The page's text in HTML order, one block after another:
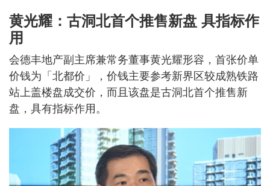
黄光耀：古洞北首个推售新盘 具指标作
用
会德丰地产副主席兼常务董事黄光耀形容，首张价单
价钱为「北都价」，价钱主要参考新界区较成熟铁路
站上盖楼盘成交价，而且该盘是古洞北首个推售新
盘，具有指标作用。